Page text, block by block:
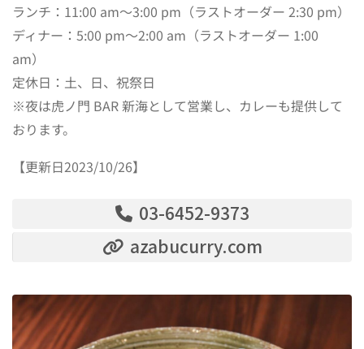
ランチ：11:00 am～3:00 pm（ラストオーダー 2:30 pm）
ディナー：5:00 pm～2:00 am（ラストオーダー 1:00
am）
定休日：土、日、祝祭日
※夜は虎ノ門 BAR 新海として営業し、カレーも提供して
おります。
【更新日2023/10/26】
03-6452-9373
azabucurry.com